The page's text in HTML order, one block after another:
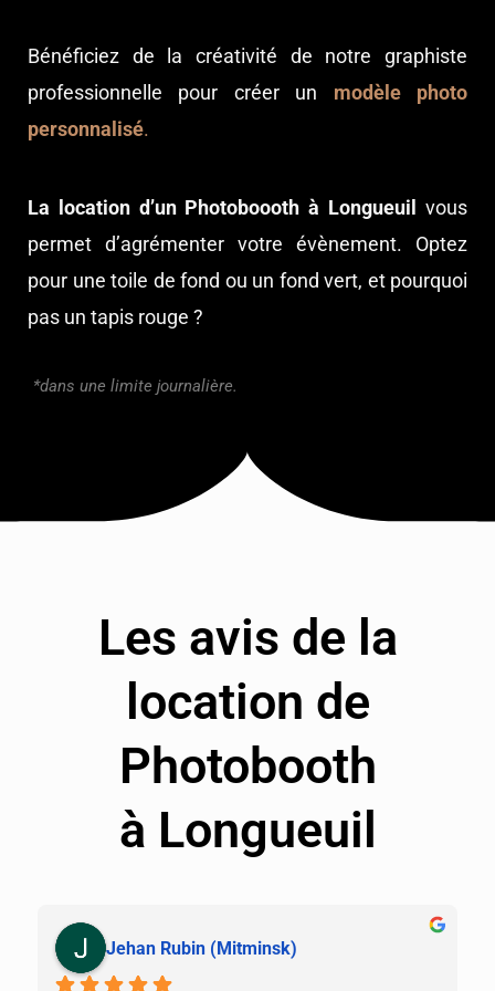
Bénéficiez de la créativité de notre graphiste
professionnelle pour créer un modèle photo
personnalisé.
La location d’un Photoboooth à Longueuil
vous
permet d’agrémenter votre évènement. Optez
pour une toile de fond ou un fond vert, et pourquoi
pas un tapis rouge ?
*dans une limite journalière.
Les avis de la
location de
Photobooth
à Longueuil
Jehan Rubin (Mitminsk)